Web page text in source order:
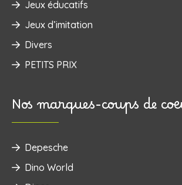
Jeux éducatifs
Jeux d’imitation
Divers
PETITS PRIX
Nos marques-coups de
Depesche
Dino World